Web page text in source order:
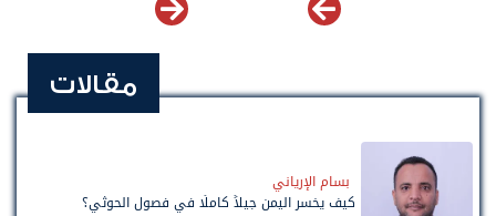
مقالات
بسام الإرياني
كيف يخسر اليمن جيلاً كاملًا في فصول الحوثي؟